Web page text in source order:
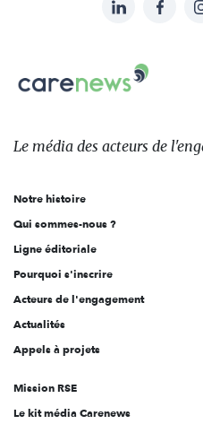
sur:
Carenews,
Le
des
l'engagement
Le média des acteurs de
Notre histoire
Qui sommes-nous ?
Ligne éditoriale
Pourquoi s'inscrire
Acteurs de l'engagement
Actualités
Appels à projets
Mission RSE
Le kit média Carenews